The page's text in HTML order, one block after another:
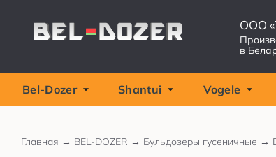
ООО
в
Bel-Dozer Shantui Vogele
Главная → BEL-DOZER → Бульдозеры гусеничные →